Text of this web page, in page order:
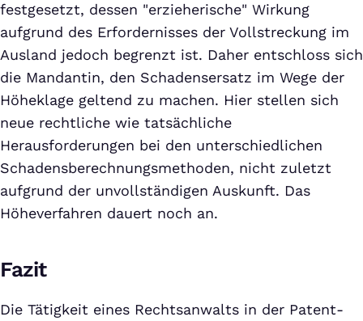
festgesetzt, dessen "erzieherische" Wirkung
aufgrund des Erfordernisses der Vollstreckung im
Ausland jedoch begrenzt ist. Daher entschloss sich
die Mandantin, den Schadensersatz im Wege der
Höheklage geltend zu machen. Hier stellen sich
neue rechtliche wie tatsächliche
Herausforderungen bei den unterschiedlichen
Schadensberechnungsmethoden, nicht zuletzt
aufgrund der unvollständigen Auskunft. Das
Höheverfahren dauert noch an.
Fazit
Die Tätigkeit eines Rechtsanwalts in der Patent-